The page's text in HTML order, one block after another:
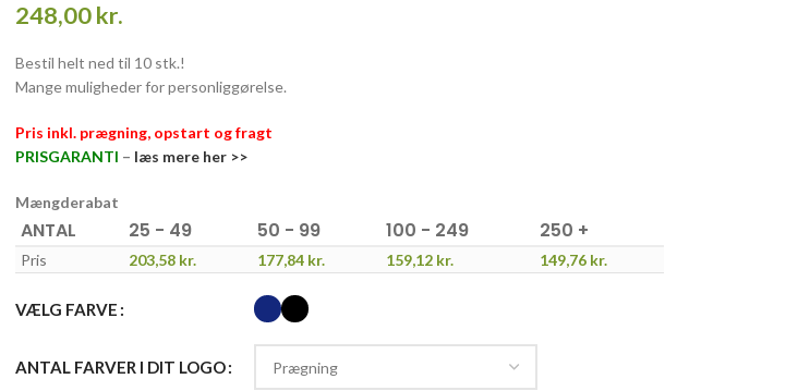
248,00kr.
Bestil helt ned til 10 stk.!
Mange muligheder for personliggørelse.
Pris inkl. prægning, opstart og fragt
PRISGARANTI – læs mere her >>
Mængderabat
ANTAL 25 - 49 50 - 99 100 - 249 250 +
Pris 203,58 kr. 177,84 kr. 159,12 kr. 149,76 kr.
VÆLG FARVE
ANTAL FARVER I DIT LOGO